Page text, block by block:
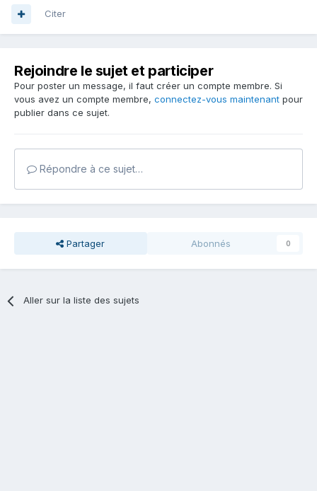
Citer
Rejoindre le sujet et participer
Pour poster un message, il faut créer un compte membre. Si
vous avez un compte membre, connectez-vous maintenant pour
publier dans ce sujet.
Répondre à ce sujet…
Partager Abonnés 0
Aller sur la liste des sujets